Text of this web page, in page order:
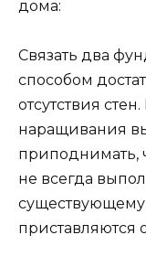
дома:
Связать два
способом
отсутствия
наращивания
приподнимать,
не всегда
существующему
приставляются